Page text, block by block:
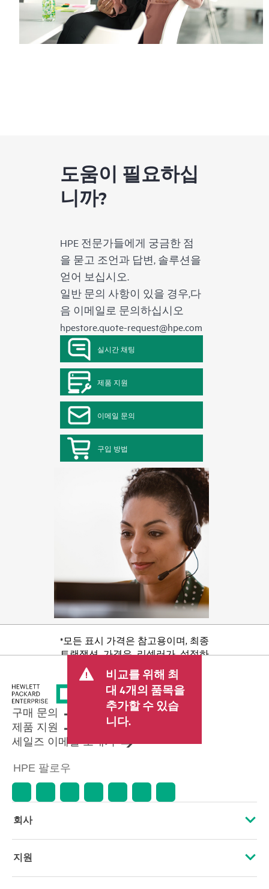
도움이 필요하십
니까?
HPE 전문가들에게 궁금한 점
을 묻고 조언과 답변, 솔루션을
얻어 보십시오.
일반 문의 사항이 있을 경우,다
음 이메일로 문의하십시오
hpestore.quote-request@hpe.com
실시간 채팅
제품 지원
이메일 문의
구입 방법
*모든 표시 가격은 참고용이며, 최종
트랜잭션 가격은 리셀러가 설정하
며 판매세/VAT 및 배송 등 기타 수수
료가 포함될 수 있습니다. 리셀러가
설정한 트랜잭션 가격은 다른 리셀
러가 설정한 가격 및 표시 가격과 다
를 수 있습니다. 표시 가격에는 기간
한정 프로모션 혜택이 포함될 수 있
습니다. HPE는 시장 상황 변화, 제품
수명 종료, 광고 오류 등을 포함하되
이에 국한되지 않는 사유로 언제든
지 가격을 조정할 권리를 보유합니
비교를 위해 최
대 4개의 품목을
추가할 수 있습
니다.
구매 문의
제품 지원
세일즈 이메일 보내기
HPE 팔로우
회사
HPE 소개
지원